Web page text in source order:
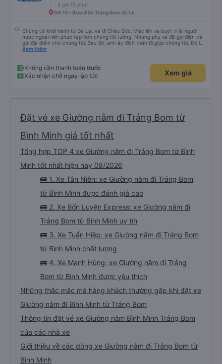
5 giờ 15 phút
04:15 • Bưu điện Trảng Bom QL1A
Chúng tôi khởi hành từ Đà Lạt và đi Châu Đức. Việc lên xe buýt vì là người
nước ngoài nên phức tạp hơn chúng tôi tưởng. Nhưng phụ xe đã gọi điện và
gửi địa điểm cho chúng tôi. Sau đó, anh ấy đích thân đi giúp chúng tôi. Đó là
lần đầu tiên đi xe giường nằm với hai đứa trẻ nhỏ khá thú vị. Chúng tôi không
điểm dừng, họ đánh thức chúng tôi dậy và đảm bảo chúng tôi đã sẵn sàng.
Nhìn chung, đó là một trải nghiệm tốt. Mỗi giường đều có gối và chăn, và đủ
chỗ cho 1 người lớn và 1 trẻ em nằm thoải mái.
Xem thêm
Không cần thanh toán trước
Xác nhận chỗ ngay lập tức
Xem giá
Đặt vé xe Giường nằm đi Trảng Bom từ
Bình Minh giá tốt nhất
Tổng hợp TOP 4 xe Giường nằm đi Trảng Bom từ Bình
Minh tốt nhất hiện nay 08/2026
🚌 1. Xe Tân Niên: xe Giường nằm đi Trảng Bom
từ Bình Minh được đánh giá cao
🚌 2. Xe Bốn Luyện Express: xe Giường nằm đi
Trảng Bom từ Bình Minh uy tín
🚌 3. Xe Tuấn Hiệp: xe Giường nằm đi Trảng Bom
từ Bình Minh chất lượng
🚌 4. Xe Mạnh Hùng: xe Giường nằm đi Trảng
Bom từ Bình Minh được yêu thích
Những thắc mắc mà hàng khách thường gặp khi đặt xe
Giường nằm đi Bình Minh từ Trảng Bom
Thông tin đặt vé xe Giường nằm Bình Minh Trảng Bom
của các nhà xe
Giới thiệu về các dòng xe Giường nằm đi Trảng Bom từ
Bình Minh